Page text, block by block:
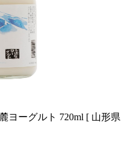
ヨーグルト 720ml [ 山形県